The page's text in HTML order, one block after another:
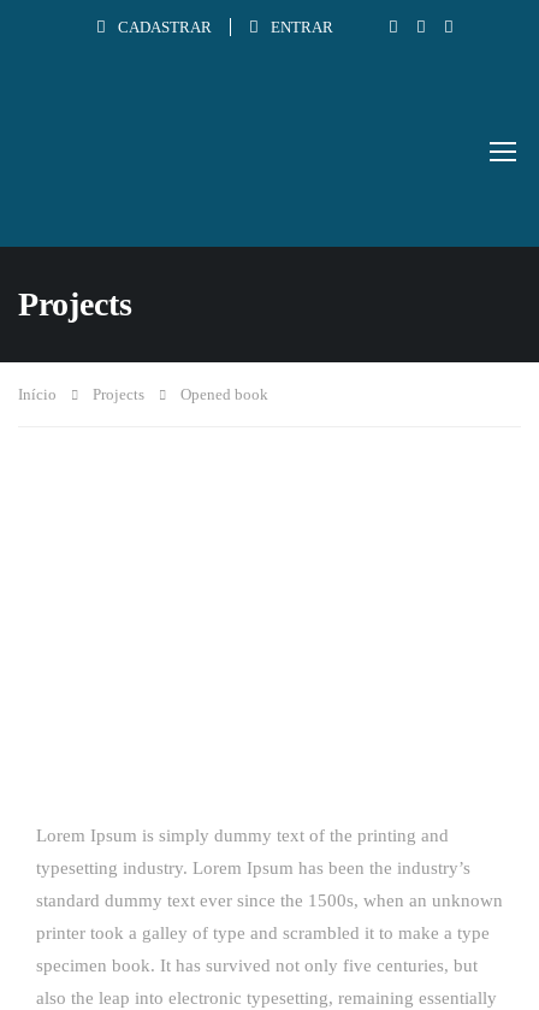
CADASTRAR ENTRAR
Projects
Início Projects Opened book
Lorem Ipsum is simply dummy text of the printing and
typesetting industry. Lorem Ipsum has been the industry’s
standard dummy text ever since the 1500s, when an unknown
printer took a galley of type and scrambled it to make a type
specimen book. It has survived not only five centuries, but
also the leap into electronic typesetting, remaining essentially